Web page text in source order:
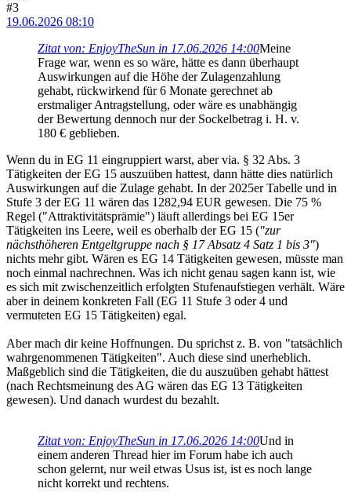
#3
19.06.2026 08:10
Zitat von: EnjoyTheSun in 17.06.2026 14:00Meine
Frage war, wenn es so wäre, hätte es dann überhaupt
Auswirkungen auf die Höhe der Zulagenzahlung
gehabt, rückwirkend für 6 Monate gerechnet ab
erstmaliger Antragstellung, oder wäre es unabhängig
der Bewertung dennoch nur der Sockelbetrag i. H. v.
180 € geblieben.
Wenn du in EG 11 eingruppiert warst, aber via. § 32 Abs. 3
Tätigkeiten der EG 15 auszuüben hattest, dann hätte dies natürlich
Auswirkungen auf die Zulage gehabt. In der 2025er Tabelle und in
Stufe 3 der EG 11 wären das 1282,94 EUR gewesen. Die 75 %
Regel ("Attraktivitätsprämie") läuft allerdings bei EG 15er
Tätigkeiten ins Leere, weil es oberhalb der EG 15 ("zur
nächsthöheren Entgeltgruppe nach § 17 Absatz 4 Satz 1 bis 3")
nichts mehr gibt. Wären es EG 14 Tätigkeiten gewesen, müsste man
noch einmal nachrechnen. Was ich nicht genau sagen kann ist, wie
es sich mit zwischenzeitlich erfolgten Stufenaufstiegen verhält. Wäre
aber in deinem konkreten Fall (EG 11 Stufe 3 oder 4 und
vermuteten EG 15 Tätigkeiten) egal.
Aber mach dir keine Hoffnungen. Du sprichst z. B. von "tatsächlich
wahrgenommenen Tätigkeiten". Auch diese sind unerheblich.
Maßgeblich sind die Tätigkeiten, die du auszuüben gehabt hättest
(nach Rechtsmeinung des AG wären das EG 13 Tätigkeiten
gewesen). Und danach wurdest du bezahlt.
Zitat von: EnjoyTheSun in 17.06.2026 14:00Und in
einem anderen Thread hier im Forum habe ich auch
schon gelernt, nur weil etwas Usus ist, ist es noch lange
nicht korrekt und rechtens.